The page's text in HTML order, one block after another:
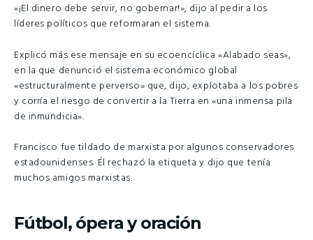
«¡El dinero debe servir, no gobernar!», dijo al pedir a los
líderes políticos que reformaran el sistema.
Explicó más ese mensaje en su ecoencíclica «Alabado seas»,
en la que denunció el sistema económico global
«estructuralmente perverso» que, dijo, explotaba a los pobres
y corría el riesgo de convertir a la Tierra en «una inmensa pila
de inmundicia».
Francisco fue tildado de marxista por algunos conservadores
estadounidenses. Él rechazó la etiqueta y dijo que tenía
muchos amigos marxistas.
Fútbol, ópera y oración